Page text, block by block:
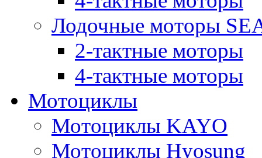
Лодочные моторы
2-тактные моторы
4-тактные моторы
Мотоциклы
Мотоциклы KAYO
Мотоциклы Hyosung